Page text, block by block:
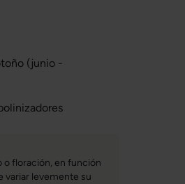
(junio -
o floración, en función
variar levemente su